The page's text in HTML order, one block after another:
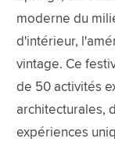
moderne du
d'intérieur,
vintage. Ce
de 50 activités
architecturales,
expériences